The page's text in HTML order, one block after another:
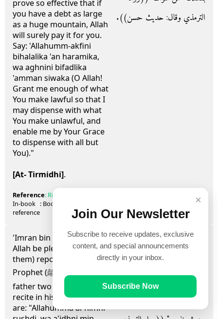
prove so effective that if
you have a debt as large
as a huge mountain, Allah
will surely pay it for you.
Say: 'Allahumm-akfini
bihalalika 'an haramika,
wa aghnini bifadlika
'amman siwaka (O Allah!
Grant me enough of what
You make lawful so that I
may dispense with what
You make unlawful, and
enable me by Your Grace
to dispense with all but
You)."
[At- Tirmidhi].
الترمذي وقال‏:‏ حديث حسن‏)‏‏)‏‏.‏
Reference: Riyad as-Salihin
In-book
reference
: Book
'Imran bin Husain (May
Allah be pleased with
them) reported: The
Prophet (ﷺ) taught my
father two statements to
recite in his Du'a. These
are: "Allahumma al-himni
- وعن عمران بن الحصين، رضي
الله عنهما، أن النبي صلى الله عليه
وسلم علم أباه حصينًا كلمتين يدعو
بهما‏:‏ ‏"‏اللهم ألهمني رشدي، وأعذني
×
Join Our Newsletter
Subscribe to receive updates, exclusive
content, and special announcements
directly in your inbox.
Subscribe Now